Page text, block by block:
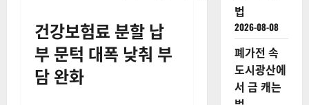
건강보험료 분할 납
부 문턱 대폭 낮춰 부
담 완화
법
2026-08-08
폐가전 속
도시광산에
서 금 캐는